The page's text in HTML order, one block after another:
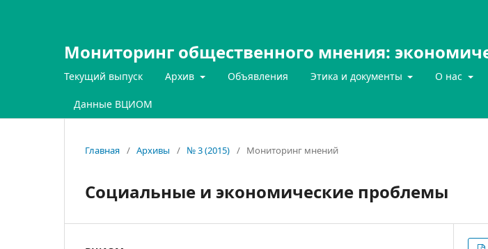
Мониторинг общественного мнения:
Текущий выпуск Архив Объявления Этика и документы О нас
Данные ВЦИОМ
Главная / Архивы / № 3 (2015) / Мониторинг мнений
Социальные и экономические проблемы